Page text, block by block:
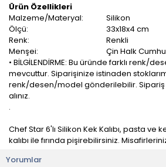
Ürün Özellikleri
Malzeme/Materyal:
Silikon
Ölçü:
33x18x4 cm
Renk:
Renkli
Menşei:
Çin Halk
• BİLGİLENDİRME: Bu üründe farklı renk/
mevcuttur. Siparişinize istinaden
renk/desen/model gönderilebilir.
alınız.
.
Chef Star 6'lı Silikon Kek Kalıbı, pasta ve
kalıbı ile fırında pişirebilirsiniz.
Yorumlar